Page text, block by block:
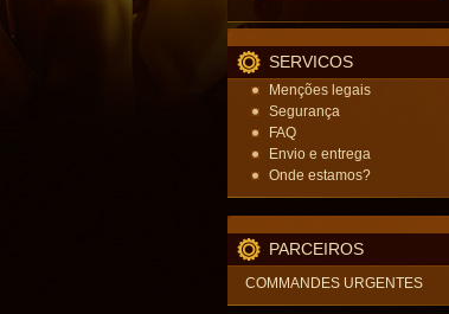
SERVICOS
Menções legais
Segurança
FAQ
Envio e entrega
Onde estamos?
PARCEIROS
COMMANDES URGENTES